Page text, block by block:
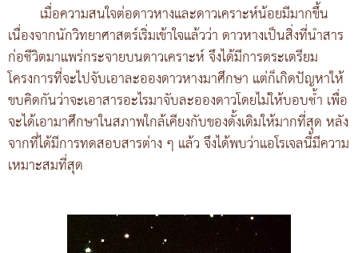
เมื่อความสนใจต่อดาวหางและดาวเคราะห์น้อยมีมากขึ้น
เนื่องจากนักวิทยาศาสตร์เริ่มเข้าใจแล้วว่า ดาวหางเป็นสิ่งที่นำสาร
ก่อชีวิตมาแพร่กระจายบนดาวเคราะห์ จึงได้มีการตระเตรียม
โครงการที่จะไปจับเอาละอองดาวหางมาศึกษา แต่ก็เกิดปัญหาให้
ขบคิดกันว่าจะเอาสารอะไรมาจับละอองดาวโดยไม่ให้บอบช้ำ เพื่อ
จะได้เอามาศึกษาในสภาพใกล้เคียงกับของดั้งเดิมให้มากที่สุด หลัง
จากที่ได้มีการทดสอบสารต่าง ๆ แล้ว จึงได้พบว่าแอโรเจลนี้มีความ
เหมาะสมที่สุด